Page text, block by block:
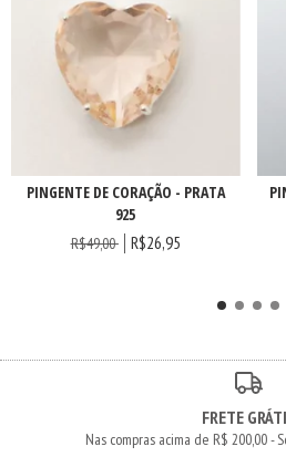
PINGENTE DE CORAÇÃO - PRATA
925
R$49,00 R$26,95
FRETE
Nas compras acima de R$ 200,00 -